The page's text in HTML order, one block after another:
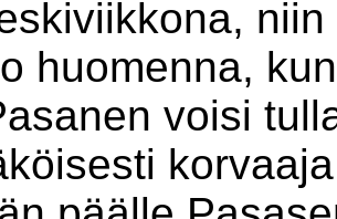
huomenna,
voisi